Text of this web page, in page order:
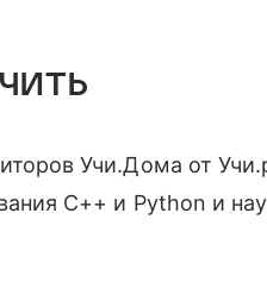
Учи.Дома от
С++ и Python и